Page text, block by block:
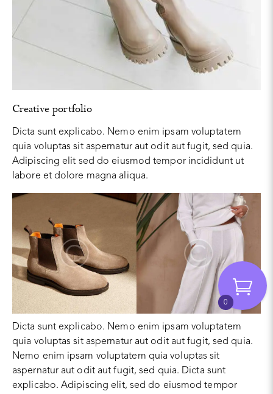
Creative portfolio
Dicta sunt explicabo. Nemo enim ipsam voluptatem
quia voluptas sit aspernatur aut odit aut fugit, sed quia.
Adipiscing elit sed do eiusmod tempor incididunt ut
labore et dolore magna aliqua.
Dicta sunt explicabo. Nemo enim ipsam voluptatem
quia voluptas sit aspernatur aut odit aut fugit, sed quia.
Nemo enim ipsam voluptatem quia voluptas sit
aspernatur aut odit aut fugit, sed quia. Dicta sunt
explicabo. Adipiscing elit, sed do eiusmod tempor
0